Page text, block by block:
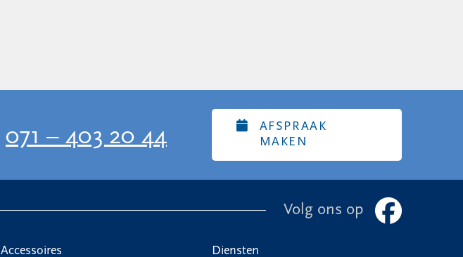
071 – 403 20 44
AFSPRAAK
MAKEN
Volg ons op
Accessoires Diensten